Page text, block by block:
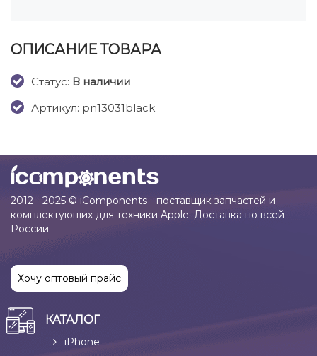
ОПИСАНИЕ ТОВАРА
Cтатус: В наличии
Артикул: pn13031black
2012 - 2025 © iComponents - поставщик запчастей и
комплектующих для техники Apple. Доставка по всей
России.
Хочу оптовый прайс
КАТАЛОГ
iPhone